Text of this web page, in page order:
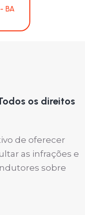
BA
os direitos
de oferecer
as infrações e
sobre